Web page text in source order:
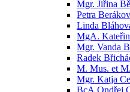
Mgr. Jiřina
Petra
Linda
MgA.
Mgr. Vanda
Radek
M. Mus. et
Mgr. Katja
BcA.Ondřej